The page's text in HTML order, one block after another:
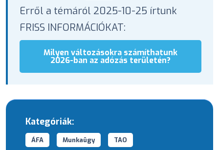
Erről a témáról 2025-10-25 írtunk
FRISS INFORMÁCIÓKAT:
Milyen változásokra számíthatunk
2026-ban az adózás területén?
Kategóriák:
ÁFA Munkaügy TAO